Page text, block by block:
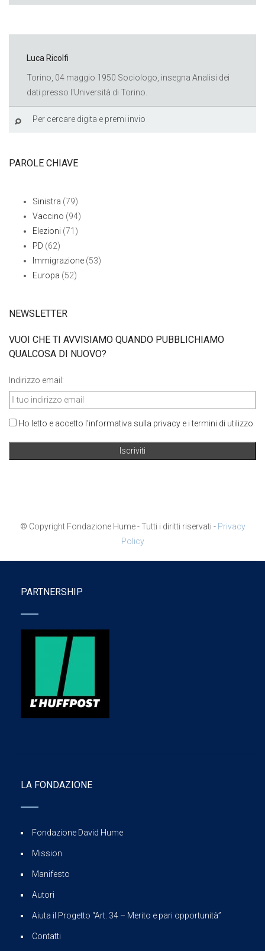
Luca Ricolfi
Torino, 04 maggio 1950 Sociologo, insegna Analisi dei
dati presso l'Università di Torino.
PAROLE CHIAVE
Sinistra (79)
Vaccino (94)
Elezioni (71)
PD (62)
Immigrazione (53)
Europa (52)
NEWSLETTER
VUOI CHE TI AVVISIAMO QUANDO PUBBLICHIAMO
QUALCOSA DI NUOVO?
Indirizzo email:
Ho letto e accetto l'informativa sulla privacy e i termini di utilizzo
© Copyright Fondazione Hume - Tutti i diritti riservati - Privacy
Policy
PARTNERSHIP
LA FONDAZIONE
Fondazione David Hume
Mission
Manifesto
Autori
Aiuta il Progetto “Art. 34 – Merito e pari opportunità”
Contatti